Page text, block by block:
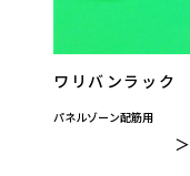
ワリバンラック
パネルゾーン配筋用